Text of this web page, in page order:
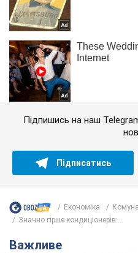
Підпишись на наш
Підписатись
Економіка
Значно гірше кондиціонерів:...
Важливе